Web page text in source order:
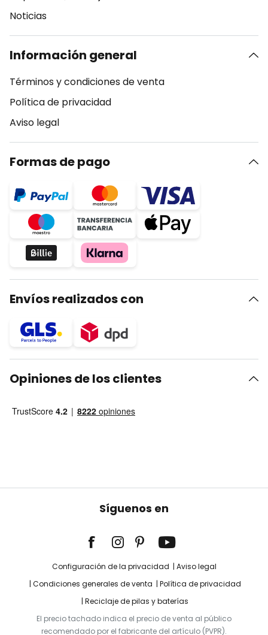
Noticias
Información general
Términos y condiciones de venta
Política de privacidad
Aviso legal
Formas de pago
Envíos realizados con
Opiniones de los clientes
Síguenos en
Configuración de la privacidad
Aviso legal
Condiciones generales de venta
Política de privacidad
Reciclaje de pilas y baterías
El precio tachado indica el precio de venta al público
recomendado por el fabricante del artículo (PVPR).